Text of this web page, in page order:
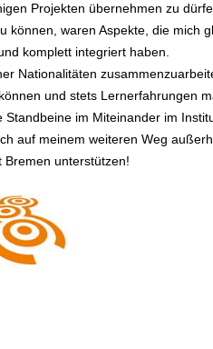
Projekten übernehmen zu
können, waren Aspekte, die mich
komplett integriert haben.
Nationalitäten
und stets Lernerfahrungen
im Miteinander im
auf meinem weiteren Weg
Bremen unterstützen!